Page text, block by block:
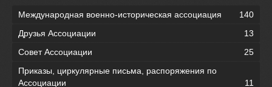
Международная военно-историческая ассоциация
140
Друзья Ассоциации
13
Совет Ассоциации
25
Приказы, циркулярные письма, распоряжения по
Ассоциации
11